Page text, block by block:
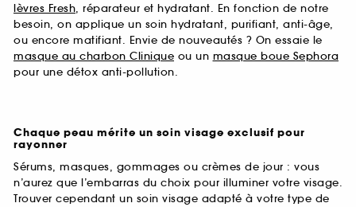
lèvres Fresh, réparateur et hydratant. En fonction de notre
besoin, on applique un soin hydratant, purifiant, anti-âge,
ou encore matifiant. Envie de nouveautés ? On essaie le
masque au charbon Clinique ou un masque boue Sephora
pour une détox anti-pollution.
Chaque peau mérite un soin visage exclusif pour
rayonner
Sérums, masques, gommages ou crèmes de jour : vous
n’aurez que l’embarras du choix pour illuminer votre visage.
Trouver cependant un soin visage adapté à votre type de